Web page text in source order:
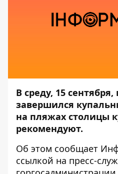
В среду, 15 сентября,
завершился
на пляжах столицы
рекомендуют.
Об этом сообщает
ссылкой на пресс-